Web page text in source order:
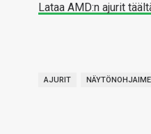
Lataa AMD:n ajurit
AJURIT